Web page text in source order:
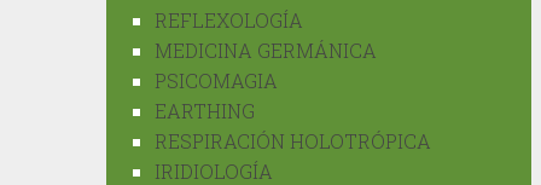
REFLEXOLOGÍA
MEDICINA GERMÁNICA
PSICOMAGIA
EARTHING
RESPIRACIÓN HOLOTRÓPICA
IRIDIOLOGÍA